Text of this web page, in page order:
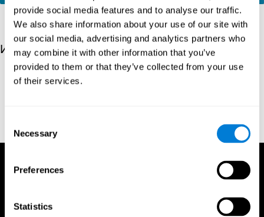
provide social media features and to analyse our traffic.
We also share information about your use of our site with
our social media, advertising and analytics partners who
may combine it with other information that you’ve
provided to them or that they’ve collected from your use
of their services.
Selection
Necessary
Preferences
Statistics
Источники
Kaplan, E., Goodglass, H., Weintraub, S. (1983). Boston
Naming Test. Philadelphia: Lea & Febiger
TX: Psychological Corporation.